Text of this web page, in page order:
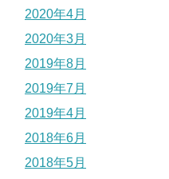
2020年4月
2020年3月
2019年8月
2019年7月
2019年4月
2018年6月
2018年5月